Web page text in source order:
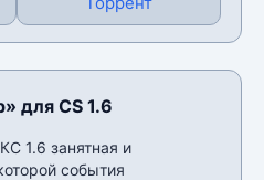
для CS 1.6
1.6 занятная и
события